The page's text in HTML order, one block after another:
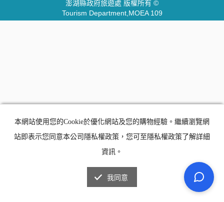
澎湖縣政府旅遊處 版權所有 ©
Tourism Department,MOEA 109
本網站使用您的Cookie於優化網站及您的購物經驗。繼續瀏覽網
站即表示您同意本公司隱私權政策，您可至隱私權政策了解詳細
資訊。
我同意